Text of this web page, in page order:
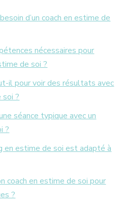
d’un coach en estime de
nécessaires pour
de soi ?
il pour voir des résultats avec
soi ?
séance typique avec un
?
en estime de soi est adapté à
coach en estime de soi pour
?